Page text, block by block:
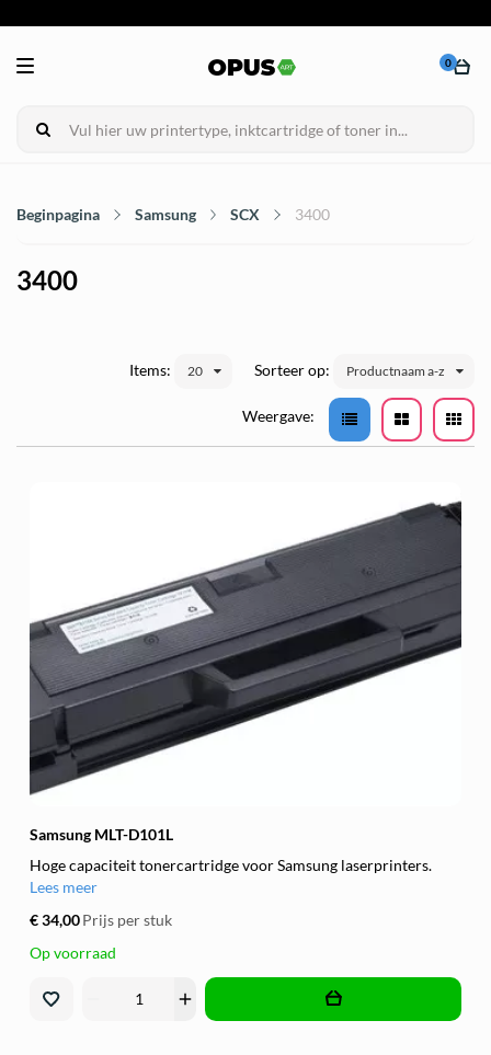
0
Beginpagina Samsung SCX 3400
3400
Sorteer op: Productnaam a-z
Items: 20
Weergave:
Samsung MLT-D101L
Hoge capaciteit tonercartridge voor Samsung laserprinters.
Lees meer
€ 34,00Prijs per stuk
Op voorraad
add